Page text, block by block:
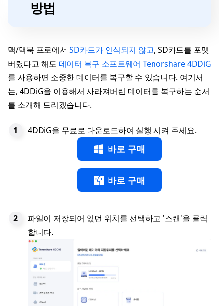
방법
맥/맥북 프로에서 SD카드가 인식되지 않고, SD카드를 포맷
버렸다고 해도 데이터 복구 소프트웨어 Tenorshare 4DDiG
를 사용하면 소중한 데이터를 복구할 수 있습니다. 여기서
는, 4DDiG을 이용해서 사라져버린 데이터를 복구하는 순서
를 소개해 드리겠습니다.
4DDiG을 무료로 다운로드하여 실행 시켜 주세요.
바로 구매
바로 구매
파일이 저장되어 있던 위치를 선택하고 '스캔'을 클릭
합니다.